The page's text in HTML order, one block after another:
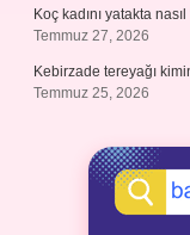
Koç kadını yatakta nasıl
Temmuz 27, 2026
Kebirzade tereyağı
Temmuz 25, 2026